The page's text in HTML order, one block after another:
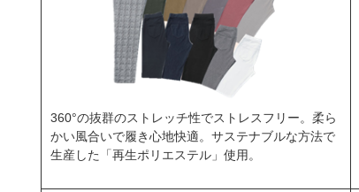
360°の抜群のストレッチ性でストレスフリー。柔ら
かい風合いで履き心地快適。サステナブルな方法で
生産した「再生ポリエステル」使用。